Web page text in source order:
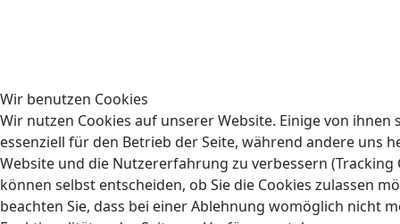
Wir benutzen Cookies
Wir nutzen Cookies auf unserer Website. Einige von ihnen
essenziell für den Betrieb der Seite, während andere uns
Website und die Nutzererfahrung zu verbessern (Tracking
können selbst entscheiden, ob Sie die Cookies zulassen
beachten Sie, dass bei einer Ablehnung womöglich nicht